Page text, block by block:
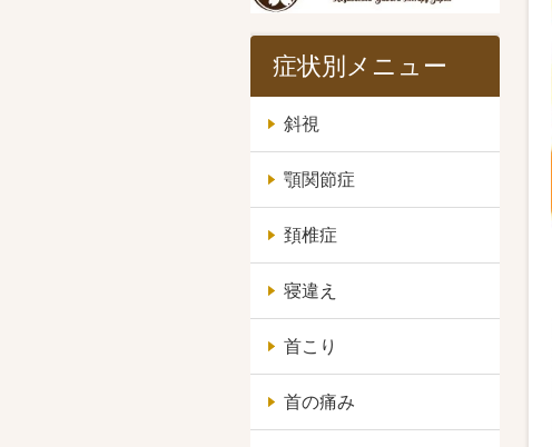
症状別メニュー
斜視
顎関節症
頚椎症
寝違え
首こり
首の痛み